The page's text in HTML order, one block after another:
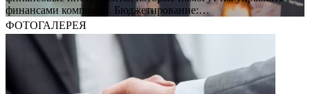
финансами компании. Бюджетирование:…
ФОТОГАЛЕРЕЯ